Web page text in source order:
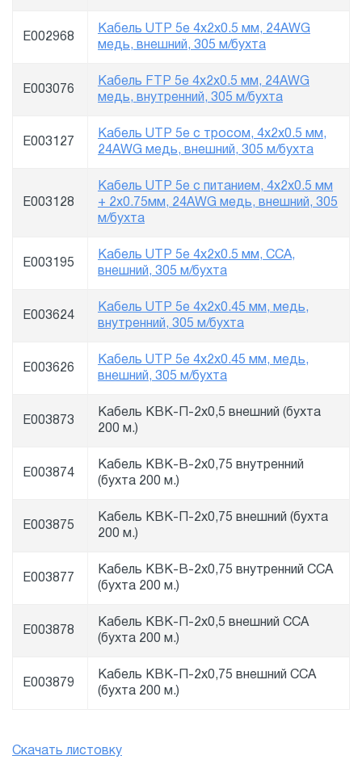
E002968
Кабель UTP 5e 4x2x0.5 мм, 24AWG
медь, внешний, 305 м/бухта
E003076
Кабель FTP 5e 4x2x0.5 мм, 24AWG
медь, внутренний, 305 м/бухта
E003127
Кабель UTP 5e с тросом, 4x2x0.5 мм,
24AWG медь, внешний, 305 м/бухта
E003128
Кабель UTP 5e с питанием, 4x2x0.5 мм
+ 2х0.75мм, 24AWG медь, внешний, 305
м/бухта
E003195
Кабель UTP 5e 4x2x0.5 мм, CCA,
внешний, 305 м/бухта
E003624
Кабель UTP 5e 4x2x0.45 мм, медь,
внутренний, 305 м/бухта
E003626
Кабель UTP 5e 4x2x0.45 мм, медь,
внешний, 305 м/бухта
E003873
Кабель КВК-П-2х0,5 внешний (бухта
200 м.)
E003874
Кабель КВК-В-2х0,75 внутренний
(бухта 200 м.)
E003875
Кабель КВК-П-2х0,75 внешний (бухта
200 м.)
E003877
Кабель КВК-В-2х0,75 внутренний CCA
(бухта 200 м.)
E003878
Кабель КВК-П-2х0,5 внешний CCA
(бухта 200 м.)
E003879
Кабель КВК-П-2х0,75 внешний CCA
(бухта 200 м.)
Скачать листовку